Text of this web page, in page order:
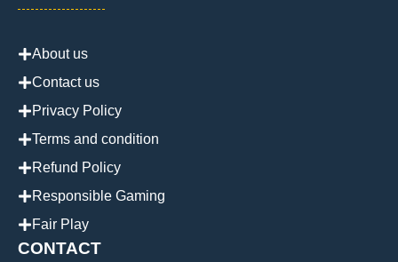
About us
Contact us
Privacy Policy
Terms and condition
Refund Policy
Responsible Gaming
Fair Play
CONTACT